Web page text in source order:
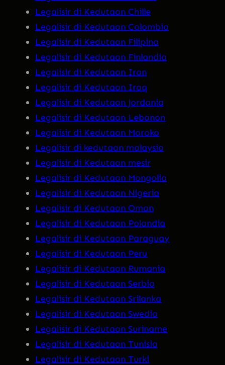
Legalisir di Kedutaan Chille
Legalisir di Kedutaan Colombia
Legalisir di Kedutaan Filipina
Legalisir di Kedutaan Finlandia
Legalisir di Kedutaan Iran
Legalisir di Kedutaan Iraq
Legalisir di Kedutaan Jordania
Legalisir di Kedutaan Lebanon
Legalisir di Kedutaan Maroko
Legalisir di kedutaan malaysia
Legalisir di Kedutaan mesir
Legalisir di Kedutaan Mongolia
Legalisir di Kedutaan Nigeria
Legalisir di Kedutaan Oman
Legalisir di Kedutaan Polandia
Legalisir di Kedutaan Paraguay
Legalisir di Kedutaan Peru
Legalisir di Kedutaan Rumania
Legalisir di Kedutaan Serbia
Legalisir di Kedutaan Srilanka
Legalisir di Kedutaan Swedia
Legalisir di Kedutaan Suriname
Legalisir di Kedutaan Tunisia
Legalisir di Kedutaan Turki